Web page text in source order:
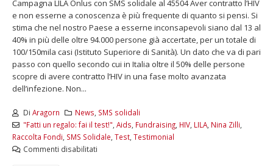
Campagna LILA Onlus con SMS solidale al 45504 Aver contratto l’HIV
e non esserne a conoscenza è più frequente di quanto si pensi. Si
stima che nel nostro Paese a esserne inconsapevoli siano dal 13 al
40% in più delle oltre 94.000 persone già accertate, per un totale di
100/150mila casi (Istituto Superiore di Sanità). Un dato che va di pari
passo con quello secondo cui in Italia oltre il 50% delle persone
scopre di avere contratto l’HIV in una fase molto avanzata
dell’infezione. Non...
Di Aragorn News SMS solidali
"Fatti un regalo: fai il test!" Aids Fundraising, HIV, LILA, Nina Zilli
Raccolta Fondi SMS Solidale Test Testimonial
Commenti disabilitati
Giugno 15, 2026